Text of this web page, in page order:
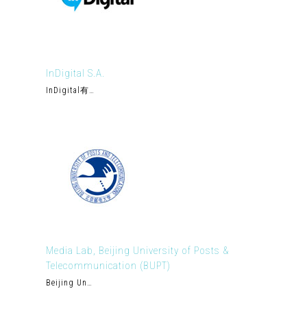
InDigital S.A.
InDigital有…
Media Lab, Beijing University of Posts &
Telecommunication (BUPT)
Beijing Un…